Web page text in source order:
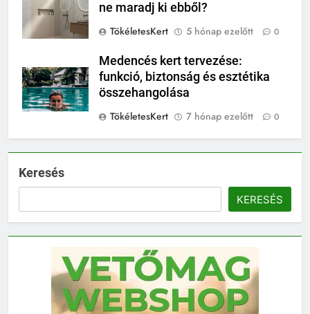
ne maradj ki ebből?
TökéletesKert
5 hónap ezelőtt 0
Medencés kert tervezése:
funkció, biztonság és esztétika
összehangolása
TökéletesKert
7 hónap ezelőtt 0
Keresés
KERESÉS